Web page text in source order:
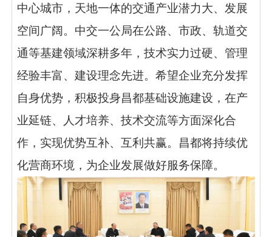
中心城市，天地一体的交通产业潜力大、发展
空间广阔。中交一公局在公路、市政、轨道交
通等基建领域深耕多年，技术实力过硬、管理
经验丰富、建设理念先进。希望企业充分发挥
自身优势，积极投身昌都基础设施建设，在产
业延链、人才培养、技术交流等方面深化合
作，实现优势互补、互利共赢。昌都将持续优
化营商环境，为企业发展做好服务保障。